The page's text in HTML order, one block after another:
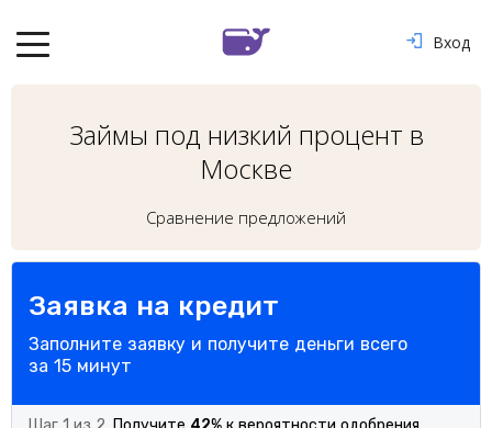
Вход
Займы под низкий процент в
Москве
Сравнение предложений